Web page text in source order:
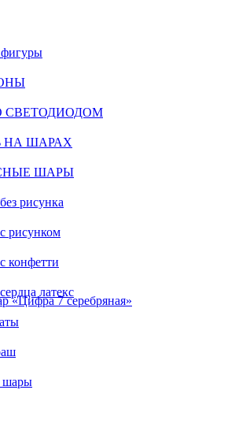
СВЕТОДИОДОМ
НА ШАРАХ
ШАРЫ
рисунка
рисунком
конфетти
латекс
шары
«Цифра 7 серебряная»